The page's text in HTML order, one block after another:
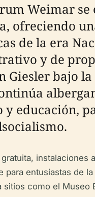
Weimar
ofreciendo
de la era
y de
Giesler bajo
y educación,
gratuita,
para entusiastas de
sitios como el Museo